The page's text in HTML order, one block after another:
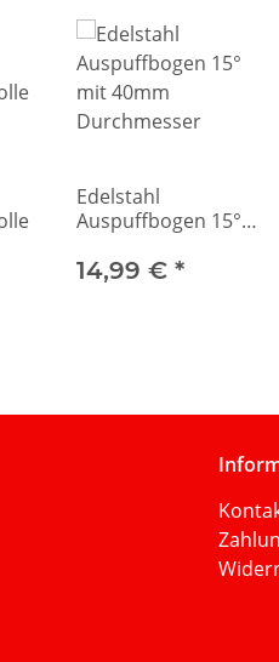
Edelstahl
Auspuffbogen 15°
Durchmesser
14,99 € *